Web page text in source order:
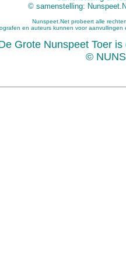
© samenstelling:
Nunspeet.Net probeert alle
en auteurs kunnen voor
Grote Nunspeet Toer
©